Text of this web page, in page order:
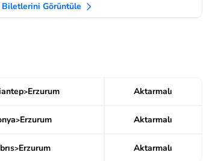
Biletlerini Görüntüle
>Erzurum Aktarmalı
>Erzurum Aktarmalı
>Erzurum Aktarmalı